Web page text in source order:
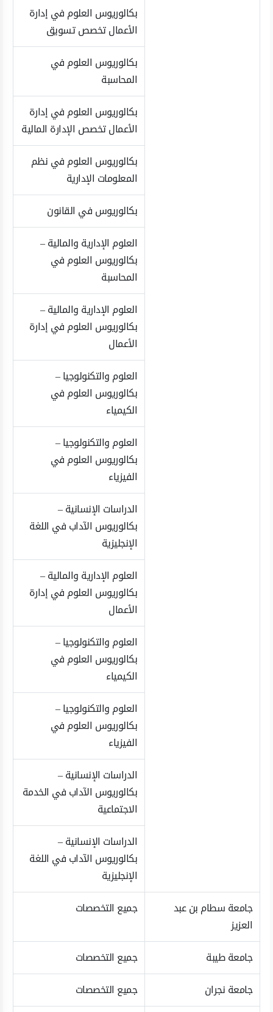
بكالوريوس العلوم في إدارة
الأعمال تخصص تسويق
بكالوريوس العلوم في
المحاسبة
بكالوريوس العلوم في إدارة
الأعمال تخصص الإدارة المالية
بكالوريوس العلوم في نظم
المعلومات الإدارية
بكالوريوس في القانون
العلوم الإدارية والمالية –
بكالوريوس العلوم في
المحاسبة
العلوم الإدارية والمالية –
بكالوريوس العلوم في إدارة
الأعمال
العلوم والتكنولوجيا –
بكالوريوس العلوم في
الكيمياء
العلوم والتكنولوجيا –
بكالوريوس العلوم في
الفيزياء
الدراسات الإنسانية –
بكالوريوس الآداب في اللغة
الإنجليزية
العلوم الإدارية والمالية –
بكالوريوس العلوم في إدارة
الأعمال
العلوم والتكنولوجيا –
بكالوريوس العلوم في
الكيمياء
العلوم والتكنولوجيا –
بكالوريوس العلوم في
الفيزياء
الدراسات الإنسانية –
بكالوريوس الآداب في الخدمة
الاجتماعية
الدراسات الإنسانية –
بكالوريوس الآداب في اللغة
الإنجليزية
جامعة سطام بن عبد
العزيز
جميع التخصصات
جامعة طيبة
جميع التخصصات
جامعة نجران
جميع التخصصات